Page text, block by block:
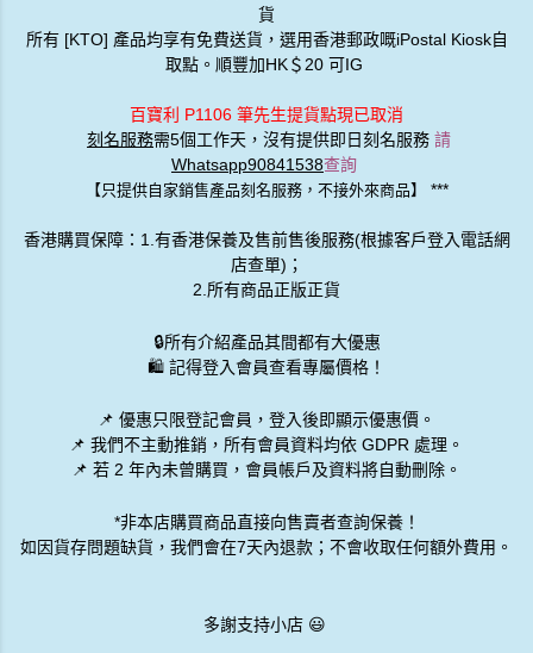
貨
所有 [KTO] 產品均享有免費送貨，選用香港郵政嘅iPostal Kiosk自
取點。順豐加HK＄20 可IG
百寶利 P1106 筆先生提貨點現已取消
刻名服務需5個工作天，沒有提供即日刻名服務 請
Whatsapp90841538查詢
【只提供自家銷售產品刻名服務，不接外來商品】 ***
香港購買保障：1.有香港保養及售前售後服務(根據客戶登入電話網
店查單)；
2.所有商品正版正貨
🔒所有介紹產品其間都有大優惠
🛍️ 記得登入會員查看專屬價格！
📌 優惠只限登記會員 ，登入後即顯示優惠價。
📌 我們不主動推銷 ，所有會員資料均依 GDPR 處理。
📌 若 2 年內未曾購買，會員帳戶及資料將自動刪除。
*非本店購買商品直接向售賣者查詢保養！
如因貨存問題缺貨，我們會在7天內退款；不會收取任何額外費用。
多謝支持小店 😃